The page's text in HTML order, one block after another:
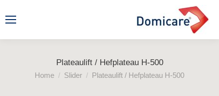
Plateaulift / Hefplateau H-500
Je bent hier:
Home Slider Plateaulift / Hefplateau H-500